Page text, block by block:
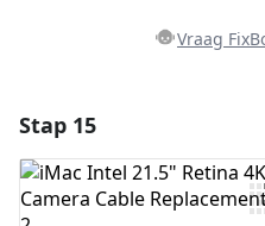
Vraag
Voeg opmerking toe
Stap 15